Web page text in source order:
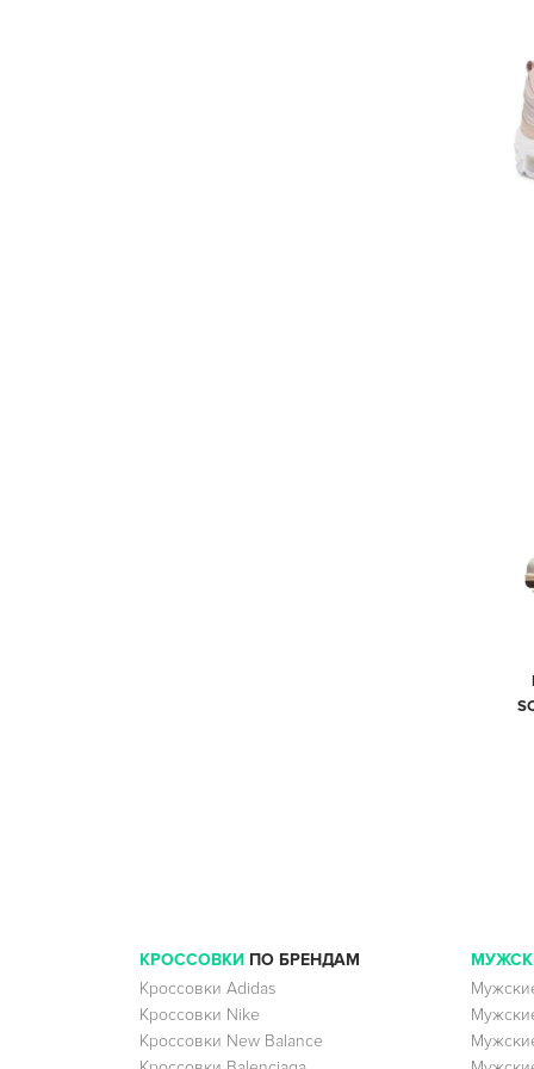
КРОССОВКИ ПО БРЕНДАМ
Кроссовки Adidas
Кроссовки Nike
Кроссовки New Balance